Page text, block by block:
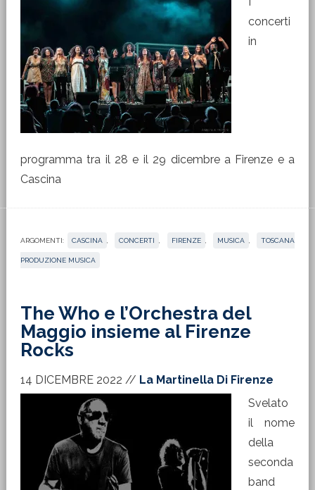
concerti
in
programma tra il 28 e il 29 dicembre a Firenze e a
Cascina
ARGOMENTI: CASCINA CONCERTI FIRENZE MUSICA TOSCANA
PRODUZIONE MUSICA
The Who e l’Orchestra del
Maggio insieme al Firenze
Rocks
14 DICEMBRE 2022 // La Martinella Di Firenze
Svelato
il nome
della
seconda
band